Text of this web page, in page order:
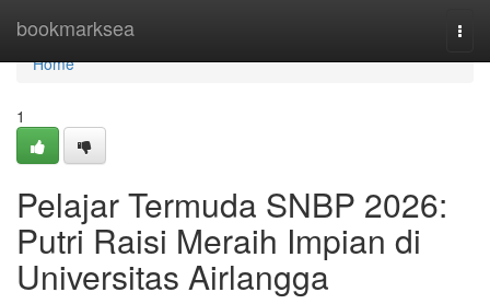
bookmarksea
Home
Home
1
Pelajar Termuda SNBP 2026:
Putri Raisi Meraih Impian di
Universitas Airlangga